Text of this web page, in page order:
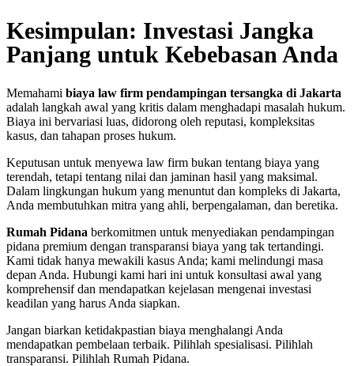
Kesimpulan: Investasi Jangka
Panjang untuk Kebebasan Anda
Memahami biaya law firm pendampingan tersangka di Jakarta
adalah langkah awal yang kritis dalam menghadapi masalah hukum.
Biaya ini bervariasi luas, didorong oleh reputasi, kompleksitas
kasus, dan tahapan proses hukum.
Keputusan untuk menyewa law firm bukan tentang biaya yang
terendah, tetapi tentang nilai dan jaminan hasil yang maksimal.
Dalam lingkungan hukum yang menuntut dan kompleks di Jakarta,
Anda membutuhkan mitra yang ahli, berpengalaman, dan beretika.
Rumah Pidana berkomitmen untuk menyediakan pendampingan
pidana premium dengan transparansi biaya yang tak tertandingi.
Kami tidak hanya mewakili kasus Anda; kami melindungi masa
depan Anda. Hubungi kami hari ini untuk konsultasi awal yang
komprehensif dan mendapatkan kejelasan mengenai investasi
keadilan yang harus Anda siapkan.
Jangan biarkan ketidakpastian biaya menghalangi Anda
mendapatkan pembelaan terbaik. Pilihlah spesialisasi. Pilihlah
transparansi. Pilihlah Rumah Pidana.